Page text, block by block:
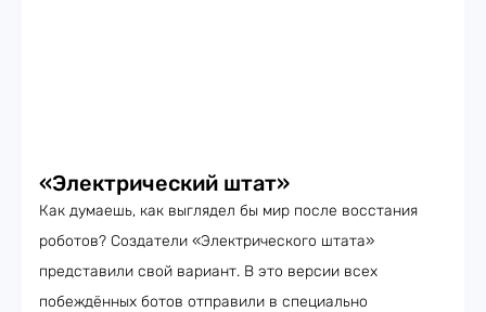
«Электрический штат»
Как думаешь, как выглядел бы мир после восстания
роботов? Создатели «Электрического штата»
представили свой вариант. В это версии всех
побеждённых ботов отправили в специально